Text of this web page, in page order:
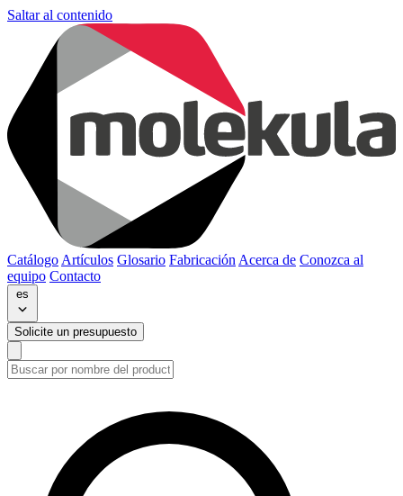
Saltar al contenido
Catálogo Artículos Glosario Fabricación Acerca de Conozca al
equipo Contacto
es
Solicite un presupuesto